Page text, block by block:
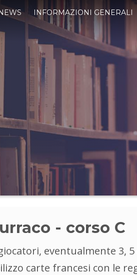
INFORMAZIONI GENERALI
- corso C
eventualmente 3,
carte francesi con le